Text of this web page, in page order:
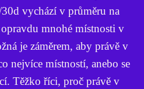
vychází v průměru na
mnohé místnosti v
je záměrem, aby právě v
nejvíce místností, anebo se
Těžko říci, proč právě v